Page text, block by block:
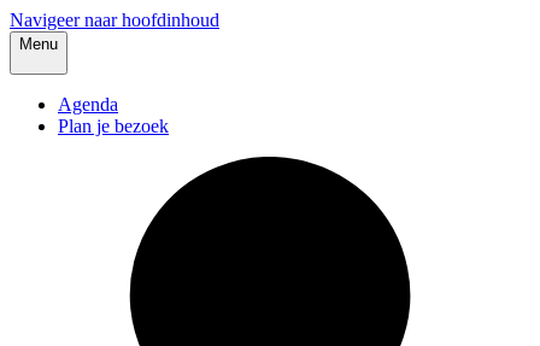
Navigeer naar hoofdinhoud
Menu
Agenda
Plan je bezoek